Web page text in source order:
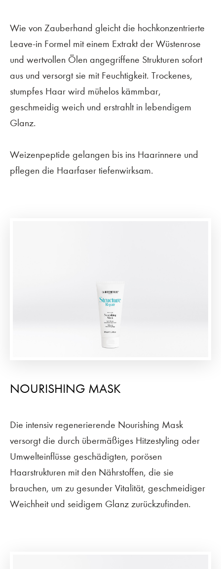
Wie von Zauberhand gleicht die hochkonzentrierte
Leave-in Formel mit einem Extrakt der Wüstenrose
und wertvollen Ölen angegriffene Strukturen sofort
aus und versorgt sie mit Feuchtigkeit. Trockenes,
stumpfes Haar wird mühelos kämmbar,
geschmeidig weich und erstrahlt in lebendigem
Glanz.
Weizenpeptide gelangen bis ins Haarinnere und
pflegen die Haarfaser tiefenwirksam.
NOURISHING MASK
Die intensiv regenerierende Nourishing Mask
versorgt die durch übermäßiges Hitzestyling oder
Umwelteinflüsse geschädigten, porösen
Haarstrukturen mit den Nährstoffen, die sie
brauchen, um zu gesunder Vitalität, geschmeidiger
Weichheit und seidigem Glanz zurückzufinden.